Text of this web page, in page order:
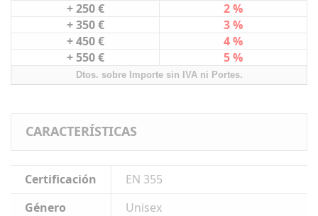
+ 250 €
2 %
+ 350 €
3 %
+ 450 €
4 %
+ 550 €
5 %
Dtos. sobre Importe sin IVA ni Portes.
CARACTERÍSTICAS
Certificación
EN 355
Género
Unisex